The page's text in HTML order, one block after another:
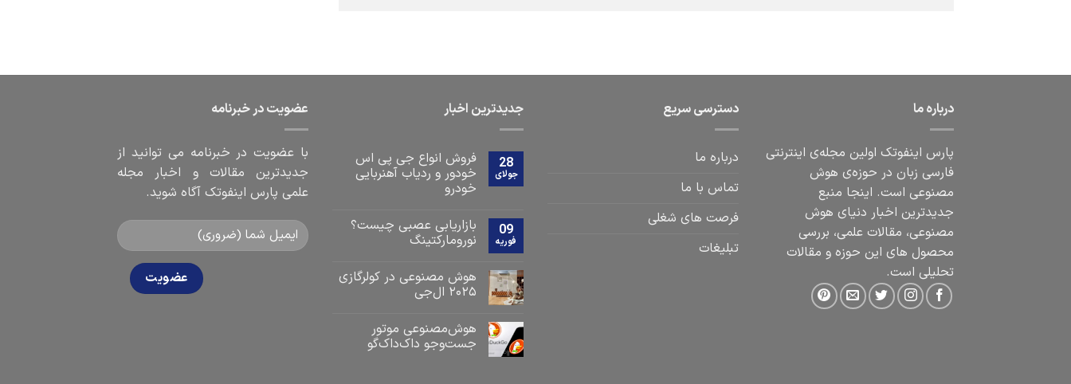
درباره ما
پارس اینفوتک اولین مجله‌ی اینترنتی
فارسی زبان در حوزه‌ی هوش
مصنوعی است. اینجا منبع
جدیدترین اخبار دنیای هوش
مصنوعی، مقالات علمی، بررسی
محصول های این حوزه و مقالات
تحلیلی است.
دسترسی سریع
درباره ما
تماس با ما
فرصت های شغلی
تبلیغات
جدیدترین اخبار
28
جولای
فروش انواع جی پی اس
خودور و ردیاب آهنربایی
خودرو
09
فوریه
بازاریابی عصبی چیست؟
نورومارکتینگ
هوش مصنوعی در کولرگازی
۲۰۲۵ ال‌جی
هوش‌مصنوعی موتور
جست‌و‌جو داک‌داک‌گو
عضویت در خبرنامه
با عضویت در خبرنامه می توانید از
جدیدترین مقالات و اخبار مجله
علمی پارس اینفوتک آگاه شوید.